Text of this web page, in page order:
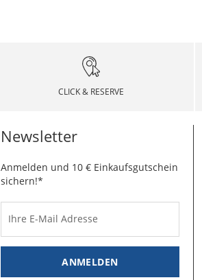
CLICK & RESERVE
Newsletter
Anmelden und 10 € Einkaufsgutschein
sichern!*
Ihre E-Mail Adresse
ANMELDEN